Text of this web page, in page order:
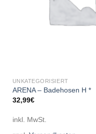
UNKATEGORISIERT
ARENA – Badehosen H *
32,99€
inkl. MwSt.